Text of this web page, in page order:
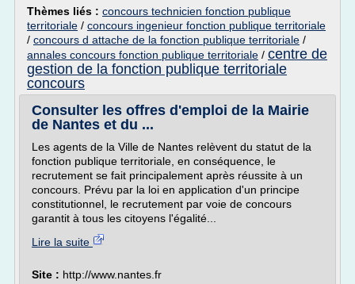
Thèmes liés : concours technicien fonction publique
territoriale / concours ingenieur fonction publique territoriale
/ concours d attache de la fonction publique territoriale /
annales concours fonction publique territoriale / centre de
gestion de la fonction publique territoriale
concours
Consulter les offres d'emploi de la Mairie
de Nantes et du ...
Les agents de la Ville de Nantes relèvent du statut de la
fonction publique territoriale, en conséquence, le
recrutement se fait principalement après réussite à un
concours. Prévu par la loi en application d'un principe
constitutionnel, le recrutement par voie de concours
garantit à tous les citoyens l'égalité...
Lire la suite
Site : http://www.nantes.fr